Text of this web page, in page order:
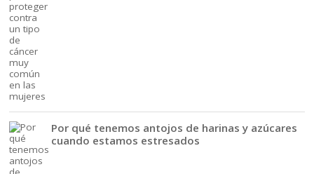
Por qué tenemos antojos de harinas y azúcares
cuando estamos estresados